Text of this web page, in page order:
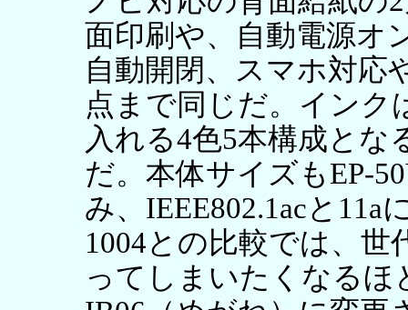
面印刷や、自動電源オ
自動開閉、スマホ対応
点まで同じだ。インク
入れる4色5本構成とな
だ。本体サイズもEP-
み、IEEE802.1acと
1004との比較では、
ってしまいたくなるほ